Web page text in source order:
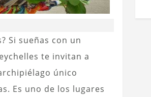
Si sueñas con un
te invitan a
único
Es uno de los lugares